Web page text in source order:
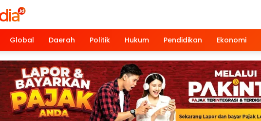
Global Daerah Politik Hukum Pendidikan Ekonomi